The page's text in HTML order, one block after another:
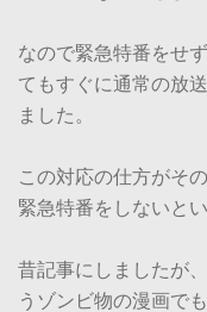
なので緊急特番をせ
てもすぐに通常の放
ました。
この対応の仕方がそ
緊急特番をしないと
昔記事にしましたが
うゾンビ物の漫画で